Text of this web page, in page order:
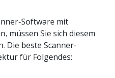
Software mit
müssen Sie sich diesem
Die beste Scanner-
für Folgendes: